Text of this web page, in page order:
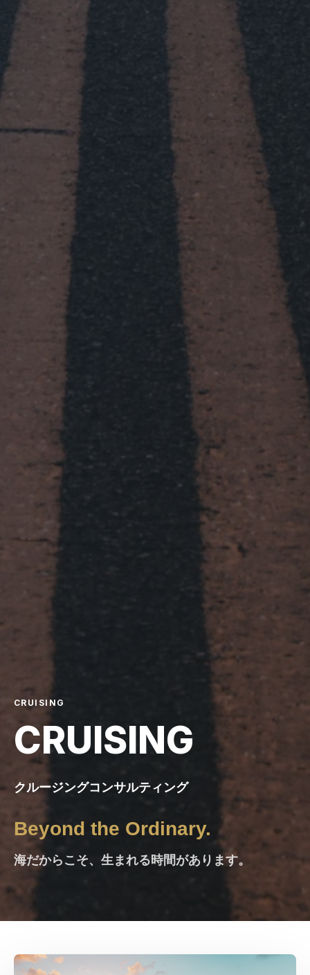
CRUISING
CRUISING
クルージングコンサルティング
Beyond the Ordinary.
海だからこそ、生まれる時間があります。